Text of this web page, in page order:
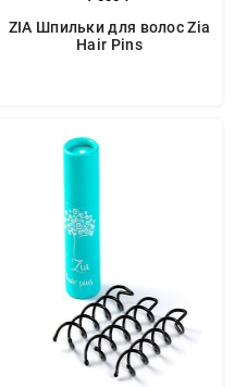
ZIA Шпильки для волос Zia
Hair Pins